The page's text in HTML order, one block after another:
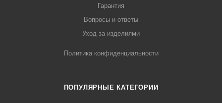
Гарантия
Вопросы и ответы
Уход за изделиями
Политика конфиденциальности
ПОПУЛЯРНЫЕ КАТЕГОРИИ